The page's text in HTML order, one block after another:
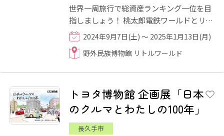
世界一周旅行で総資産ランキング一位を目
指しましょう！ 桃太郎電鉄ワールドとリト
ルワールドのコラボイベントが開催決定！
リトルワールドで世界...
2024年9月7日(土) ～ 2025年1月13日(月)
野外民族博物館 リトルワールド
トヨタ博物館 企画展「日本
のクルマとわたしの100年」
長久手市